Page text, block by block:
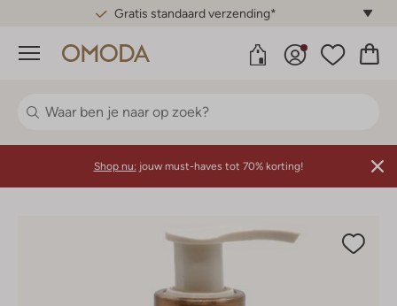
Gratis standaard verzending*
Menu
Shop nu: jouw must-haves tot 70% korting!